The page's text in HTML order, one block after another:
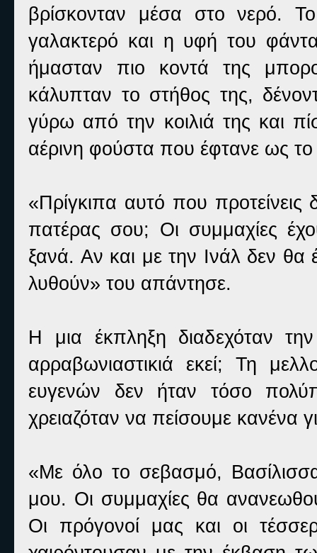
βρίσκονταν μέσα στο νερό.
γαλακτερό και η υφή του
ήμασταν πιο κοντά της
κάλυπταν το στήθος της,
γύρω από την κοιλιά της και
αέρινη φούστα που έφτανε ως
«Πρίγκιπα αυτό που
πατέρας σου; Οι συμμαχίες
ξανά. Αν και με την Ινάλ δεν
λυθούν» του απάντησε.
Η μια έκπληξη διαδεχόταν
αρραβωνιαστικιά εκεί; Τη
ευγενών δεν ήταν τόσο
χρειαζόταν να πείσουμε κανένα
«Με όλο το σεβασμό,
μου. Οι συμμαχίες θα
Οι πρόγονοί μας και οι